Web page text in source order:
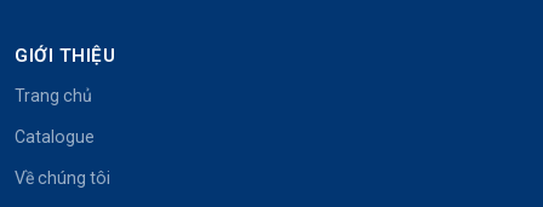
GIỚI THIỆU
Trang chủ
Catalogue
Về chúng tôi